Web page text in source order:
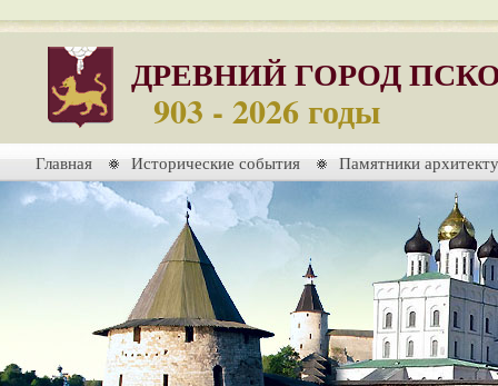
ДРЕВНИЙ ГОРОД
903 - 2026 годы
Главная Исторические события Памятники